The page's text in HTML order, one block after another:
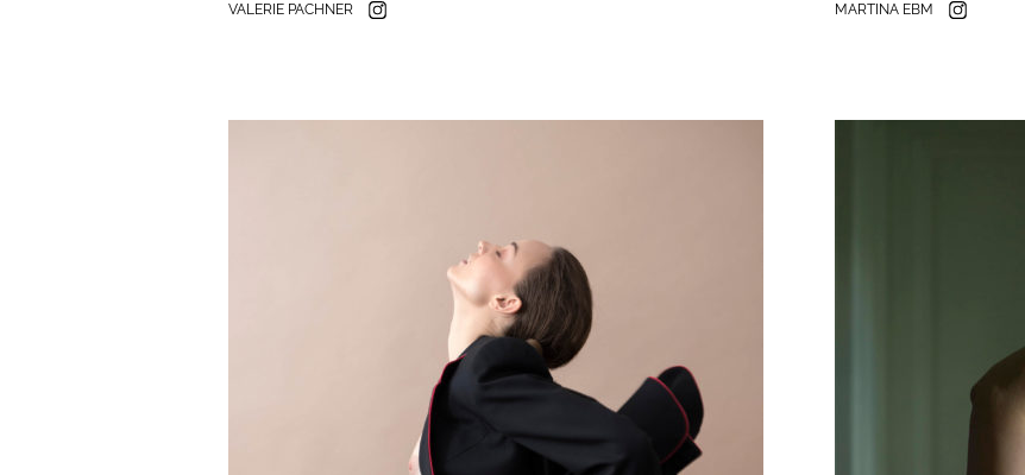
VALERIE PACHNER MARTINA EBM